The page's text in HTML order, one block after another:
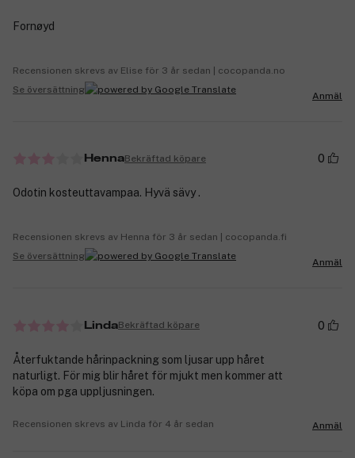
Fornøyd
Recensionen skrevs av Elise för 3 år sedan | cocopanda.no
Se översättning
Anmäl
HennaBekräftad köpare 0
Odotin kosteuttavampaa. Hyvä sävy .
Recensionen skrevs av Henna för 3 år sedan | cocopanda.fi
Se översättning
Anmäl
LindaBekräftad köpare 0
Återfuktande hårinpackning som ljusar upp håret
naturligt. För mig blir håret för mjukt men kommer att
köpa om pga uppljusningen.
Recensionen skrevs av Linda för 4 år sedan Anmäl